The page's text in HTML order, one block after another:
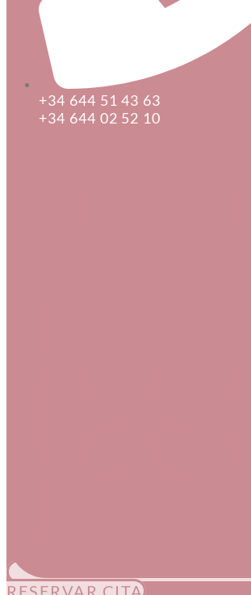
+34 644 51 43 63
+34 644 02 52 10